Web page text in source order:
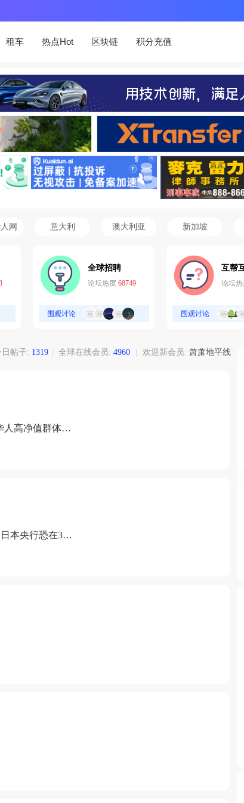
租车 热点Hot 区块链 积分充值
网 意大利 澳大利亚 新加坡
全球招聘
论坛热度 68749
围观讨论
互帮
论坛
围观讨论
日帖子: 1319 全球在线会员: 4960 欢迎新会员: 萧萧地平线
人高净值群体成
本央行恐在3月